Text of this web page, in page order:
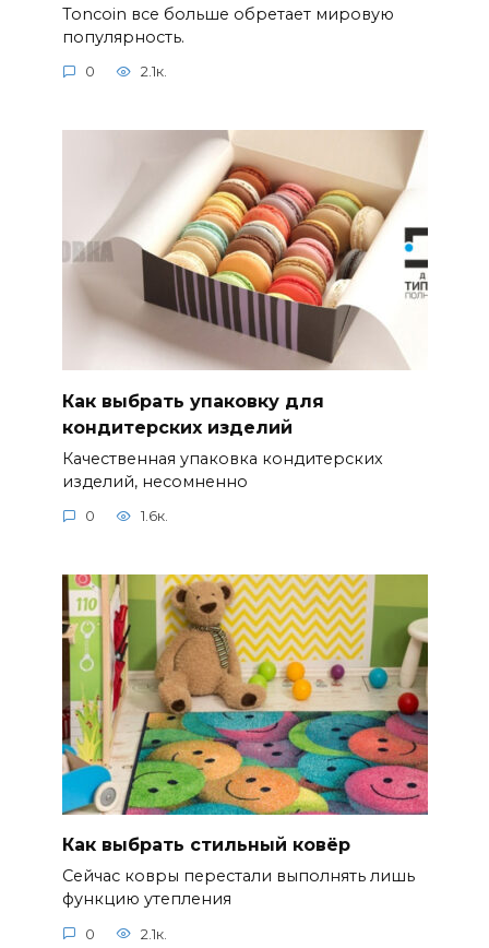
Toncoin все больше обретает мировую
популярность.
0 2.1к.
Как выбрать упаковку для
кондитерских изделий
Качественная упаковка кондитерских
изделий, несомненно
0 1.6к.
Как выбрать стильный ковёр
Сейчас ковры перестали выполнять лишь
функцию утепления
0 2.1к.